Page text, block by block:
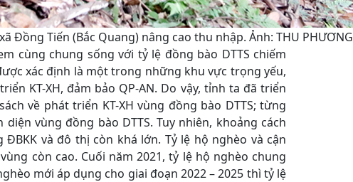
Đồng Tiến (Bắc Quang) nâng cao thu nhập. Ảnh: THU PHƯƠNG
cùng chung sống với tỷ lệ đồng bào DTTS chiếm
xác định là một trong những khu vực trọng yếu,
KT-XH, đảm bảo QP-AN. Do vậy, tỉnh ta đã triển
về phát triển KT-XH vùng đồng bào DTTS; từng
vùng đồng bào DTTS. Tuy nhiên, khoảng cách
và đô thị còn khá lớn. Tỷ lệ hộ nghèo và cận
còn cao. Cuối năm 2021, tỷ lệ hộ nghèo chung
mới áp dụng cho giai đoạn 2022 – 2025 thì tỷ lệ